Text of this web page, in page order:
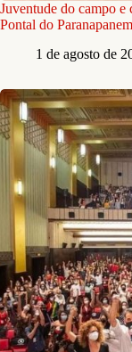
Juventude do campo
Pontal do
1 de agosto de